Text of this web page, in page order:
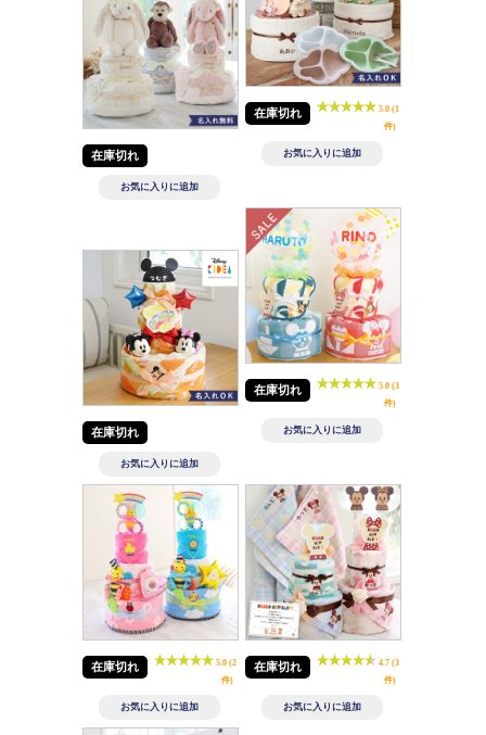
在庫切れ
在庫切れ
5.0 (1
件)
在庫切れ
在庫切れ
5.0 (3
件)
在庫切れ
5.0 (2
件)
在庫切れ
4.7 (3
件)